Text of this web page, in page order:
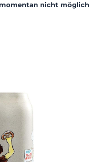
nicht möglich